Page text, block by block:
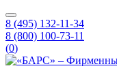
8 (495) 132-11-34
8 (800) 100-73-11
(0)